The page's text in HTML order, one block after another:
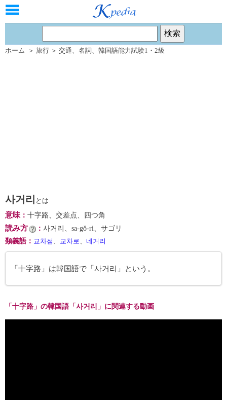
ホーム ＞ 旅行 ＞ 交通、 名詞 、 韓国語能力試験1・2級
사거리 とは
意味： 十字路、交差点、四つ角
読み方 ： 사거리、sa-gŏ-ri、サゴリ
類義語 ： 교차점 、 교차로、 네거리
「十字路」は韓国語で「사거리」という。
「十字路」の韓国語「사거리」に関連する動画